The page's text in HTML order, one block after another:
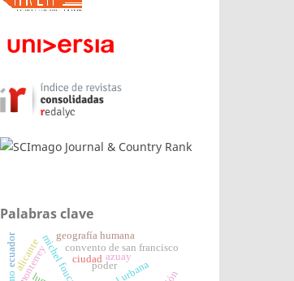
Palabras clave
michel foucault poder
ciudad
convento de san francisco
geografía humana
monterrey
alicante
ecuador azuay